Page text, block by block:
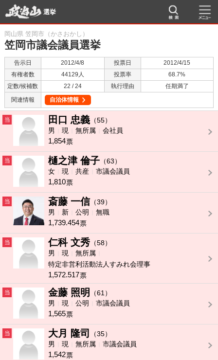
選挙
岡山県 笠岡市（かさおかし）
笠岡市議会議員選挙
告示日 2012/4/8 投票日
2012/4/15
有権者数
44129人 投票率
68.7%
定数/候補数
22 / 24 執行理由
任期満了
関連情報
自治体情報
当 田口 忠義 （55）
男
現 無所属 会社員
1,854票
当 樋之津 倫子 （63）
女
現 共産 市議会議員
1,810票
当 斎藤 一信 （39）
男
新 公明 無職
1,739.454票
当 仁科 文秀 （58）
男
現
無所属
特定非営利活動法人すみれ会理事
1,572.517票
当 金藤 照明
（61）
男
現 公明 市議会議員
1,565票
当 大月 隆司
（35）
男
現 無所属 市議会議員
1,542票